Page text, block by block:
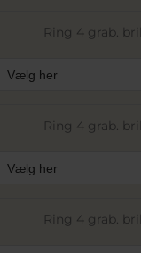
Ring 4 grab.
Ring 4 grab.
Ring 4 grab.